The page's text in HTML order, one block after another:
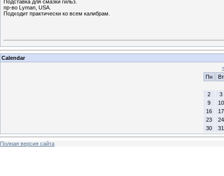
Подставка для смазки гильз.
пр-во Lyman, USA.
Подходит практически ко всем калибрам.
Calendar
Пн
Вт
2
3
9
10
16
17
23
24
30
31
Полная версия сайта